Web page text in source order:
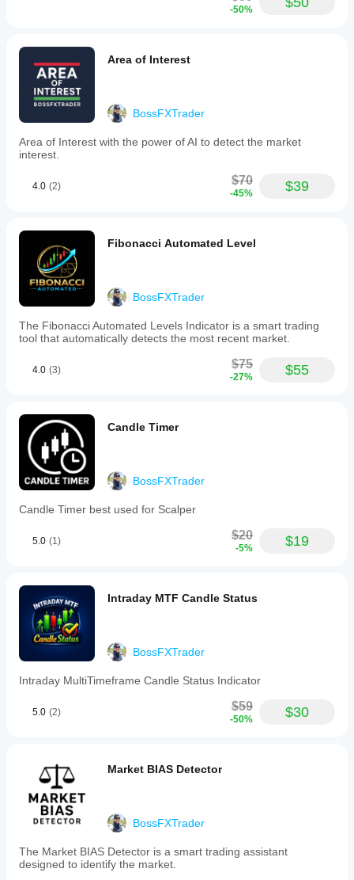
-50%
Area of Interest
BossFXTrader
Area of Interest with the power of AI to detect the market
interest.
4.0 (2) $70
-45% $39
Fibonacci Automated Level
BossFXTrader
The Fibonacci Automated Levels Indicator is a smart trading
tool that automatically detects the most recent market.
4.0 (3) $75
-27% $55
Candle Timer
BossFXTrader
Candle Timer best used for Scalper
5.0 (1) $20
-5% $19
Intraday MTF Candle Status
BossFXTrader
Intraday MultiTimeframe Candle Status Indicator
5.0 (2) $59
-50% $30
Market BIAS Detector
BossFXTrader
The Market BIAS Detector is a smart trading assistant
designed to identify the market.